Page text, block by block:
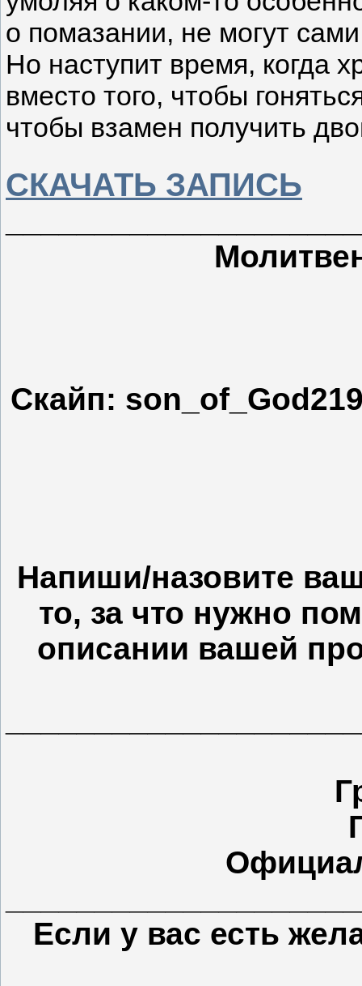
о помазании, не могут
Но наступит время, когда
вместо того, чтобы
чтобы взамен получить
СКАЧАТЬ ЗАПИСЬ
Скайп:
Напиши/назовите
то, за что нужно
описании вашей
Если у вас есть